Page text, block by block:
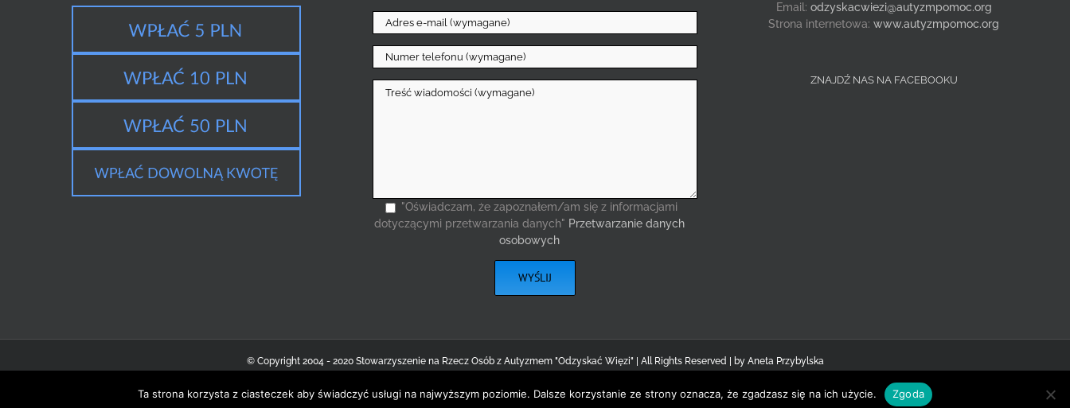
"Oświadczam, że zapoznałem/am się z informacjami
dotyczącymi przetwarzania danych" Przetwarzanie danych
osobowych
Email: odzyskacwiezi@autyzmpomoc.org
Strona internetowa: www.autyzmpomoc.org
ZNAJDŹ NAS NA FACEBOOKU
© Copyright 2004 - 2020 Stowarzyszenie na Rzecz Osób z Autyzmem "Odzyskać Więzi" | All Rights Reserved | by Aneta Przybylska
FacebookInstagramYouTube
Email
Ta strona korzysta z ciasteczek aby świadczyć usługi na najwyższym poziomie. Dalsze korzystanie ze strony oznacza, że zgadzasz się na ich użycie. Zgoda